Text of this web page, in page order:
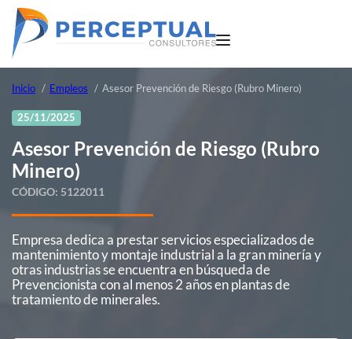
Inicio Empleos Asesor Prevención de Riesgo (Rubro Minero)
25/11/2025
Asesor Prevención de Riesgo (Rubro
Minero)
CÓDIGO: 5122011
Empresa dedica a prestar servicios especializados de
mantenimiento y montaje industrial a la gran minería y
otras industrias se encuentra en búsqueda de
Prevencionista con al menos 2 años en plantas de
tratamiento de minerales.